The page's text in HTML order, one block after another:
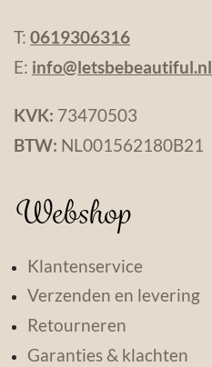
T: 0619306316
E: info@letsbebeautiful.nl
KVK: 73470503
BTW: NL001562180B21
Webshop
Klantenservice
Verzenden en levering
Retourneren
Garanties & klachten